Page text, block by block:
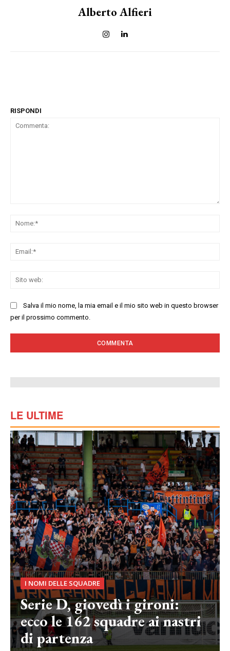
Alberto Alfieri
RISPONDI
Salva il mio nome, la mia email e il mio sito web in questo browser
per il prossimo commento.
LE ULTIME
I NOMI DELLE SQUADRE
Serie D, giovedì i gironi:
ecco le 162 squadre ai nastri
di partenza